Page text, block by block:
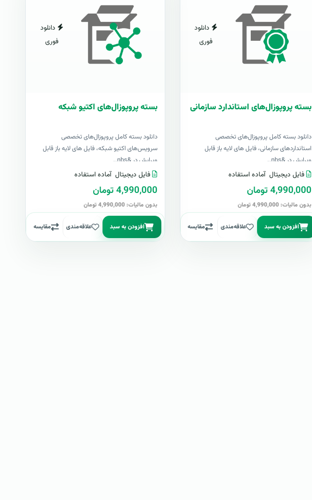
دانلود
فوری
بسته پروپوزال‌های استاندارد سازمانی
دانلود بسته کامل پروپوزال‌های تخصصی
استانداردهای سازمانی، فایل های لایه باز قابل
ویرایش در &nbs..
فایل دیجیتال آماده استفاده
4,990,000 تومان
بدون مالیات: 4,990,000 تومان
افزودن به سبد علاقه‌مندی مقایسه
دانلود
فوری
بسته پروپوزال‌های اکتیو شبکه
دانلود بسته کامل پروپوزال‌های تخصصی
سرویس‌های اکتیو شبکه، فایل های لایه باز قابل
ویرایش در &nbs..
فایل دیجیتال آماده استفاده
4,990,000 تومان
بدون مالیات: 4,990,000 تومان
افزودن به سبد علاقه‌مندی مقایسه